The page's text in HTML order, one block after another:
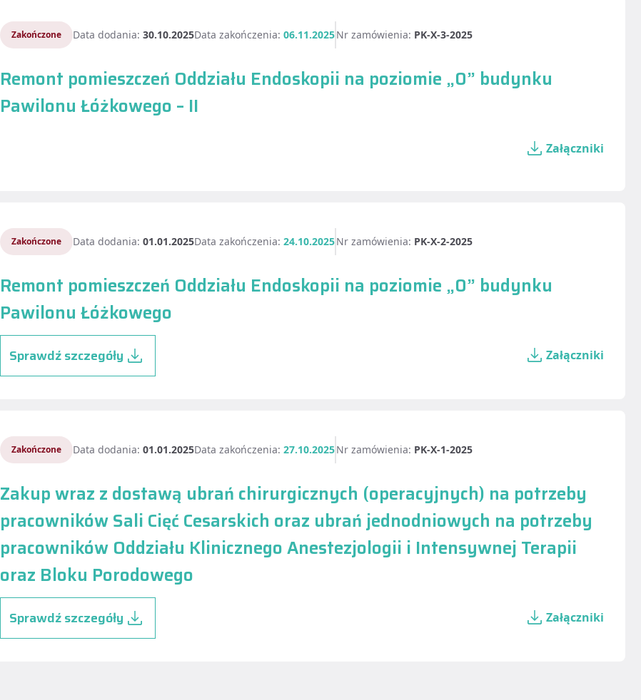
Zakończone Data dodania: 30.10.2025Data zakończenia: 06.11.2025Nr zamówienia: PK-X-3-2025
Remont pomieszczeń Oddziału Endoskopii na poziomie „0” budynku
Pawilonu Łóżkowego – II
Załączniki
Zakończone Data dodania: 01.01.2025Data zakończenia: 24.10.2025Nr zamówienia: PK-X-2-2025
Remont pomieszczeń Oddziału Endoskopii na poziomie „0” budynku
Pawilonu Łóżkowego
Sprawdź szczegóły Załączniki
Zakończone Data dodania: 01.01.2025Data zakończenia: 27.10.2025Nr zamówienia: PK-X-1-2025
Zakup wraz z dostawą ubrań chirurgicznych (operacyjnych) na potrzeby
pracowników Sali Cięć Cesarskich oraz ubrań jednodniowych na potrzeby
pracowników Oddziału Klinicznego Anestezjologii i Intensywnej Terapii
oraz Bloku Porodowego
Sprawdź szczegóły Załączniki